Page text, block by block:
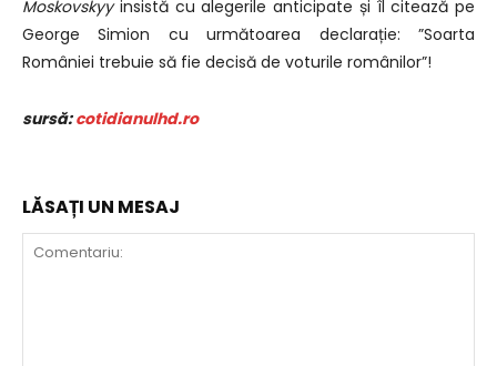
Moskovskyy insistă cu alegerile anticipate și îl citează pe
George Simion cu următoarea declarație: ”Soarta
României trebuie să fie decisă de voturile românilor”!
sursă:cotidianulhd.ro
LĂSAȚI UN MESAJ